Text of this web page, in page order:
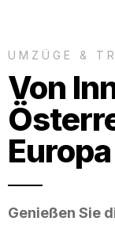
UMZÜGE &
Von
Europa
Genießen Sie